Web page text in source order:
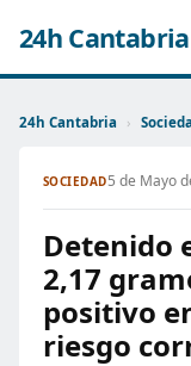
24h Cantabria
24h Cantabria ›
SOCIEDAD5 de Mayo
Detenido
2,17
positivo
riesgo